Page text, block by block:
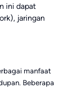
ini dapat
jaringan
manfaat
Beberapa